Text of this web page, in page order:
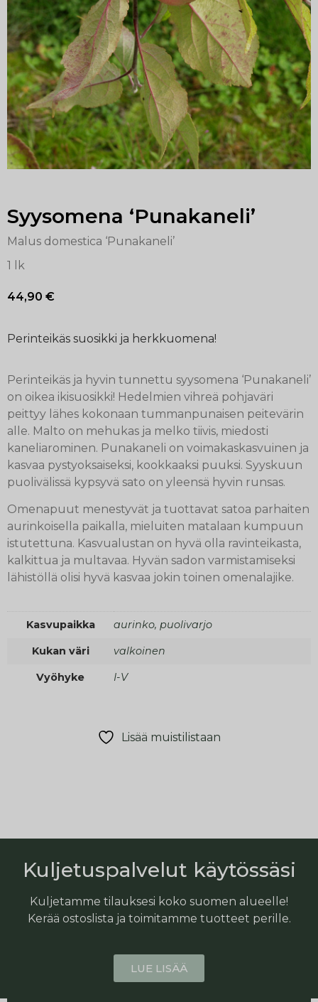
Syysomena ‘Punakaneli’
Malus domestica ‘Punakaneli’
1 lk
44,90 €
Perinteikäs suosikki ja herkkuomena!
Perinteikäs ja hyvin tunnettu syysomena ‘Punakaneli’
on oikea ikisuosikki! Hedelmien vihreä pohjaväri
peittyy lähes kokonaan tummanpunaisen peitevärin
alle. Malto on mehukas ja melko tiivis, miedosti
kaneliarominen. Punakaneli on voimakaskasvuinen ja
kasvaa pystyoksaiseksi, kookkaaksi puuksi. Syyskuun
puolivälissä kypsyvä sato on yleensä hyvin runsas.
Omenapuut menestyvät ja tuottavat satoa parhaiten
aurinkoisella paikalla, mieluiten matalaan kumpuun
istutettuna. Kasvualustan on hyvä olla ravinteikasta,
kalkittua ja multavaa. Hyvän sadon varmistamiseksi
lähistöllä olisi hyvä kasvaa jokin toinen omenalajike.
Kasvupaikka aurinko, puolivarjo
Kukan väri valkoinen
Vyöhyke I-V
Lisää muistilistaan
Kuljetuspalvelut käytössäsi
Kuljetamme tilauksesi koko suomen alueelle!
Kerää ostoslista ja toimitamme tuotteet perille.
LUE LISÄÄ